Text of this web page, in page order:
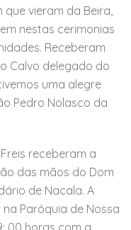
vieram da Beira,
nestas cerimonias
Receberam
Calvo delegado do
uma alegre
Pedro Nolasco da
receberam a
das mãos do Dom
de Nacala. A
Paróquia de Nossa
00 horas com a